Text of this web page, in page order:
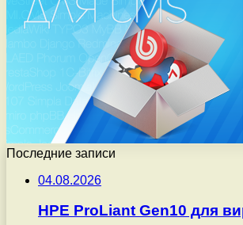
Последние записи
04.08.2026
HPE ProLiant Gen10 для